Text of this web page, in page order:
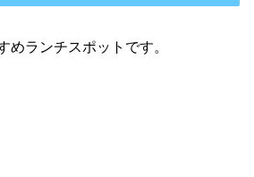
めランチスポットです。